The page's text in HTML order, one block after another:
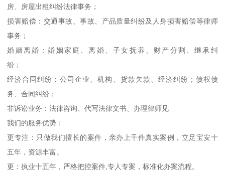
房、房屋出租纠纷法律事务；
损害赔偿：交通事故、事故、产品质量纠纷及人身损害赔偿等律师
事务；
婚姻离婚：婚姻家庭、离婚、子女抚养、财产分割、继承纠
纷；
经济合同纠纷：公司企业、机构、货款欠款、经济纠纷；债权债
务、合同纠纷；
非诉讼业务：法律咨询、代写法律文书、办理律师见
我们的服务优势：
更专注：只做我们擅长的案件，亲办上千件真实案例，立足宝安十
五年，资源丰富。
更：执业十五年，严格把控案件,专人专案，标准化办案流程。